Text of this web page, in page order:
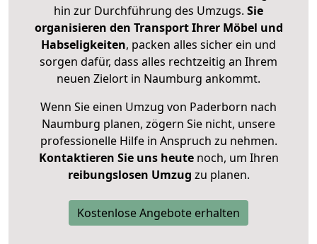
hin zur Durchführung des Umzugs. Sie
organisieren den Transport Ihrer Möbel und
Habseligkeiten, packen alles sicher ein und
sorgen dafür, dass alles rechtzeitig an Ihrem
neuen Zielort in Naumburg ankommt.
Wenn Sie einen Umzug von Paderborn nach
Naumburg planen, zögern Sie nicht, unsere
professionelle Hilfe in Anspruch zu nehmen.
Kontaktieren Sie uns heutenoch, um Ihren
reibungslosen Umzug zu planen.
Kostenlose Angebote erhalten